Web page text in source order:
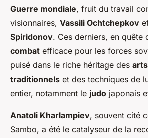
Guerre mondiale, fruit du travail
visionnaires, Vassili Ochtchepkov
Spiridonov. Ces derniers, en quête
combat efficace pour les forces
puisé dans le riche héritage des
traditionnels et des techniques de
entier, notamment le judo japonais
Anatoli Kharlampiev, souvent cité
Sambo, a été le catalyseur de la